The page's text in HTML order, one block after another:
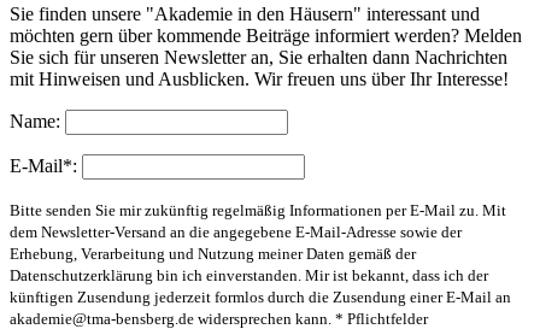
Sie finden unsere "Akademie in den Häusern" interessant und
möchten gern über kommende Beiträge informiert werden? Melden
Sie sich für unseren Newsletter an, Sie erhalten dann Nachrichten
mit Hinweisen und Ausblicken. Wir freuen uns über Ihr Interesse!
Name:
E-Mail*:
Bitte senden Sie mir zukünftig regelmäßig Informationen per E-Mail zu. Mit
dem Newsletter-Versand an die angegebene E-Mail-Adresse sowie der
Erhebung, Verarbeitung und Nutzung meiner Daten gemäß der
Datenschutzerklärung bin ich einverstanden. Mir ist bekannt, dass ich der
künftigen Zusendung jederzeit formlos durch die Zusendung einer E-Mail an
akademie@tma-bensberg.de widersprechen kann. * Pflichtfelder